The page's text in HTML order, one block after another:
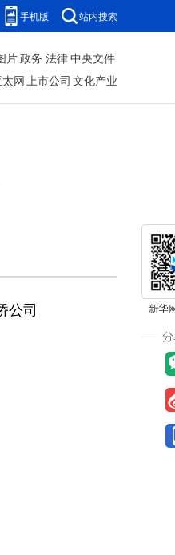
手机版 站内搜索
片政务 法律中央文件
太网上市公司 文化产业
公司